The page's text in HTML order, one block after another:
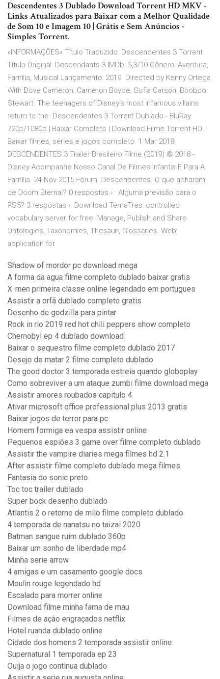
Descendentes 3 Dublado Download Torrent HD MKV -
Links Atualizados para Baixar com a Melhor Qualidade
de Som 10 e Imagem 10 | Grátis e Sem Anúncios -
Simples Torrent.
»INFORMAÇÕES« Título Traduzido: Descendentes 3 Torrent
Título Original: Descendants 3 IMDb: 5,3/10 Gênero: Aventura,
Família, Musical Lançamento: 2019 Directed by Kenny Ortega.
With Dove Cameron, Cameron Boyce, Sofia Carson, Booboo
Stewart. The teenagers of Disney's most infamous villains
return to the Descendentes 3 Torrent Dublado - BluRay
720p/1080p | Baixar Completo | Download Filme Torrent HD |
Baixar filmes, séries e jogos completo. 1 Mar 2018
DESCENDENTES 3 Trailer Brasileiro Filme (2019) © 2018 -
Disney Acompanhe Nosso Canal De Filmes Infantis E Para A
Família 24 Nov 2015 Fórum. Descendentes. O que acharam
de Doom Eternal? 0 respostas › · Alguma previsão para o
PS5? 3 respostas ›. Download TemaTres: controlled
vocabulary server for free. Manage, Publish and Share
Ontologies, Taxonomies, Thesauri, Glossaries. Web
application for
Shadow of mordor pc download mega
A forma da agua filme completo dublado baixar gratis
X-men primeira classe online legendado em portugues
Assistir a orfã dublado completo gratis
Desenho de godzilla para pintar
Rock in rio 2019 red hot chili peppers show completo
Chernobyl ep 4 dublado download
Baixar o sequestro filme completo dublado 2017
Desejo de matar 2 filme completo dublado
The good doctor 3 temporada estreia quando globoplay
Como sobreviver a um ataque zumbi filme download mega
Assistir amores roubados capitulo 4
Ativar microsoft office professional plus 2013 gratis
Baixar jogos de terror para pc
Homem formiga ea vespa assistir online
Pequenos espiões 3 game over filme completo dublado
Assistir the vampire diaries mega filmes hd 2.1
After assistir filme completo dublado mega filmes
Fantasia do sonic preto
Toc toc trailer dublado
Super bock desenho dublado
Atlantis 2 o retorno de milo filme completo dublado
4 temporada de nanatsu no taizai 2020
Batman sangue ruim dublado 360p
Baixar um sonho de liberdade mp4
Minha serie arrow
4 amigas e um casamento google docs
Moulin rouge legendado hd
Escalado para morrer online
Download filme minha fama de mau
Filmes de ação engraçados netflix
Hotel ruanda dublado online
Cidade dos homens 2 temporada assistir online
Supernatural 1 temporada ep 23
Ouija o jogo continua dublado